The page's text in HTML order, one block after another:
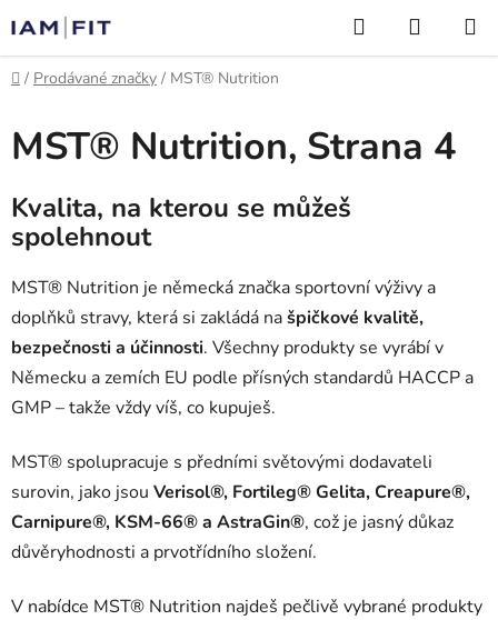
na
obsah
Hledat
KOŠÍK
Domů
/ Prodávané značky / MST® Nutrition
MST® Nutrition, Strana 4
Kvalita, na kterou se můžeš
spolehnout
MST® Nutrition je německá značka sportovní výživy a
doplňků stravy, která si zakládá našpičkové kvalitě,
bezpečnosti a účinnosti. Všechny produkty se vyrábí v
Německu a zemích EU podle přísných standardů HACCP a
GMP – takže vždy víš, co kupuješ.
MST® spolupracuje s předními světovými dodavateli
surovin, jako jsou Verisol®, Fortileg®Gelita,Creapure®,
Carnipure®, KSM-66® a AstraGin®, což je jasný důkaz
důvěryhodnosti a prvotřídního složení.
V nabídce MST® Nutrition najdeš pečlivě vybrané produkty